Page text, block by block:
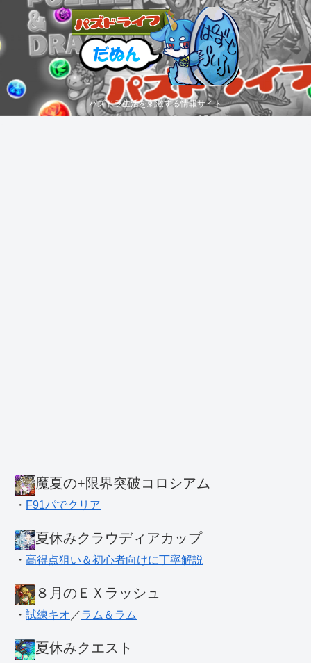
パズドラ生活を刺激する情報サイト
魔夏の+限界突破コロシアム
・ F91パでクリア
夏休みクラウディアカップ
・ 高得点狙い＆初心者向けに丁寧解説
８月のＥＸラッシュ
・ 試練キオ ／ラム＆ラム
夏休みクエスト